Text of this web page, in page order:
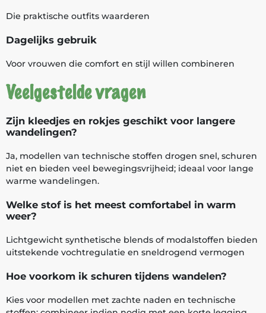
Die praktische outfits waarderen
Dagelijks gebruik
Voor vrouwen die comfort en stijl willen combineren
Veelgestelde vragen
Zijn kleedjes en rokjes geschikt voor langere
wandelingen?
Ja, modellen van technische stoffen drogen snel, schuren
niet en bieden veel bewegingsvrijheid; ideaal voor lange
warme wandelingen.
Welke stof is het meest comfortabel in warm
weer?
Lichtgewicht synthetische blends of modalstoffen bieden
uitstekende vochtregulatie en sneldrogend vermogen
Hoe voorkom ik schuren tijdens wandelen?
Kies voor modellen met zachte naden en technische